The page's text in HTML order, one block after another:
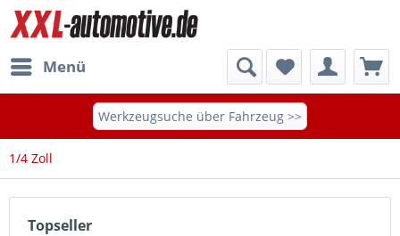
Menü
Werkzeugsuche über Fahrzeug >>
1/4 Zoll
Topseller